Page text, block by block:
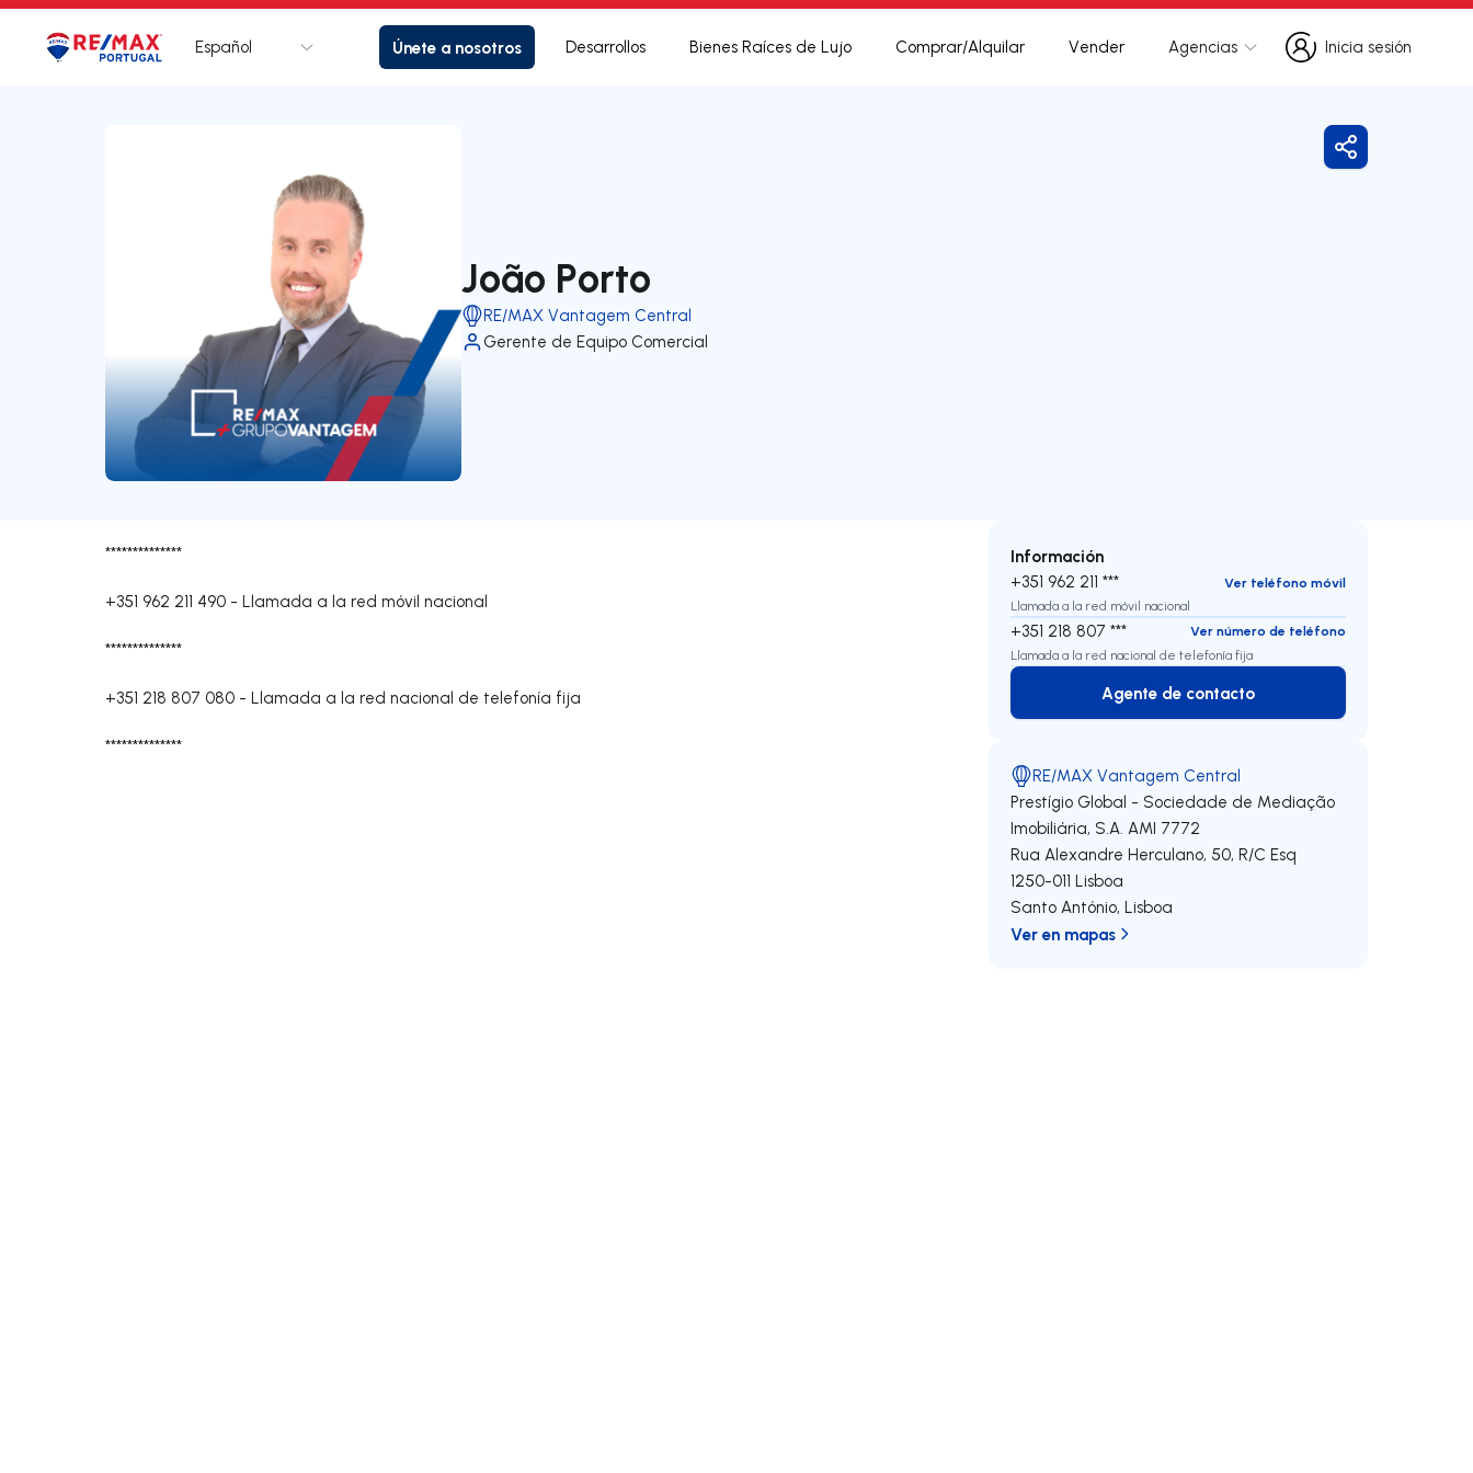
LogotipoIr a la página de inicio
Español Únete a nosotros Desarrollos Bienes Raíces de Lujo Comprar/Alquilar Vender Agencias
Inicia sesión
Inicia sesión
João Porto
RE/MAX Vantagem Central
Gerente de Equipo Comercial
Compartir
**************
+351 962 211 490 - Llamada a la red móvil nacional
**************
+351 218 807 080 - Llamada a la red nacional de telefonía fija
**************
Información
+351 962 211 ***
Ver teléfono móvil
Llamada a la red móvil nacional
+351 218 807 ***
Ver número de teléfono
Llamada a la red nacional de telefonía fija
Agente de contacto
Agente de contacto
RE/MAX Vantagem Central
Prestígio Global - Sociedade de Mediação
Imobiliária, S.A. AMI 7772
Rua Alexandre Herculano, 50, R/C Esq
1250-011 Lisboa
Santo António,Lisboa
Ver en mapas